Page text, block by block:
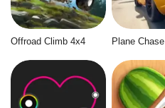
Offroad Climb 4x4 Plane Chase